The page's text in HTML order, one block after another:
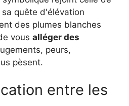
quête d'élévation
des plumes blanches
vous alléger des
peurs,
pèsent.
entre les